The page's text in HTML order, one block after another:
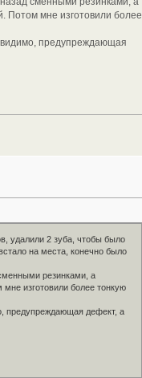
Потом мне изготовили более
видимо, предупреждающая
удалили 2 зуба, чтобы было
на места, конечно было
резинками, а
мне изготовили более тонкую
предупреждающая дефект, а